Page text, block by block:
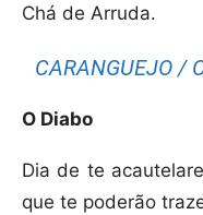
Chá de Arruda.
CARANGUEJO /
O Diabo
Dia de te
que te poderão